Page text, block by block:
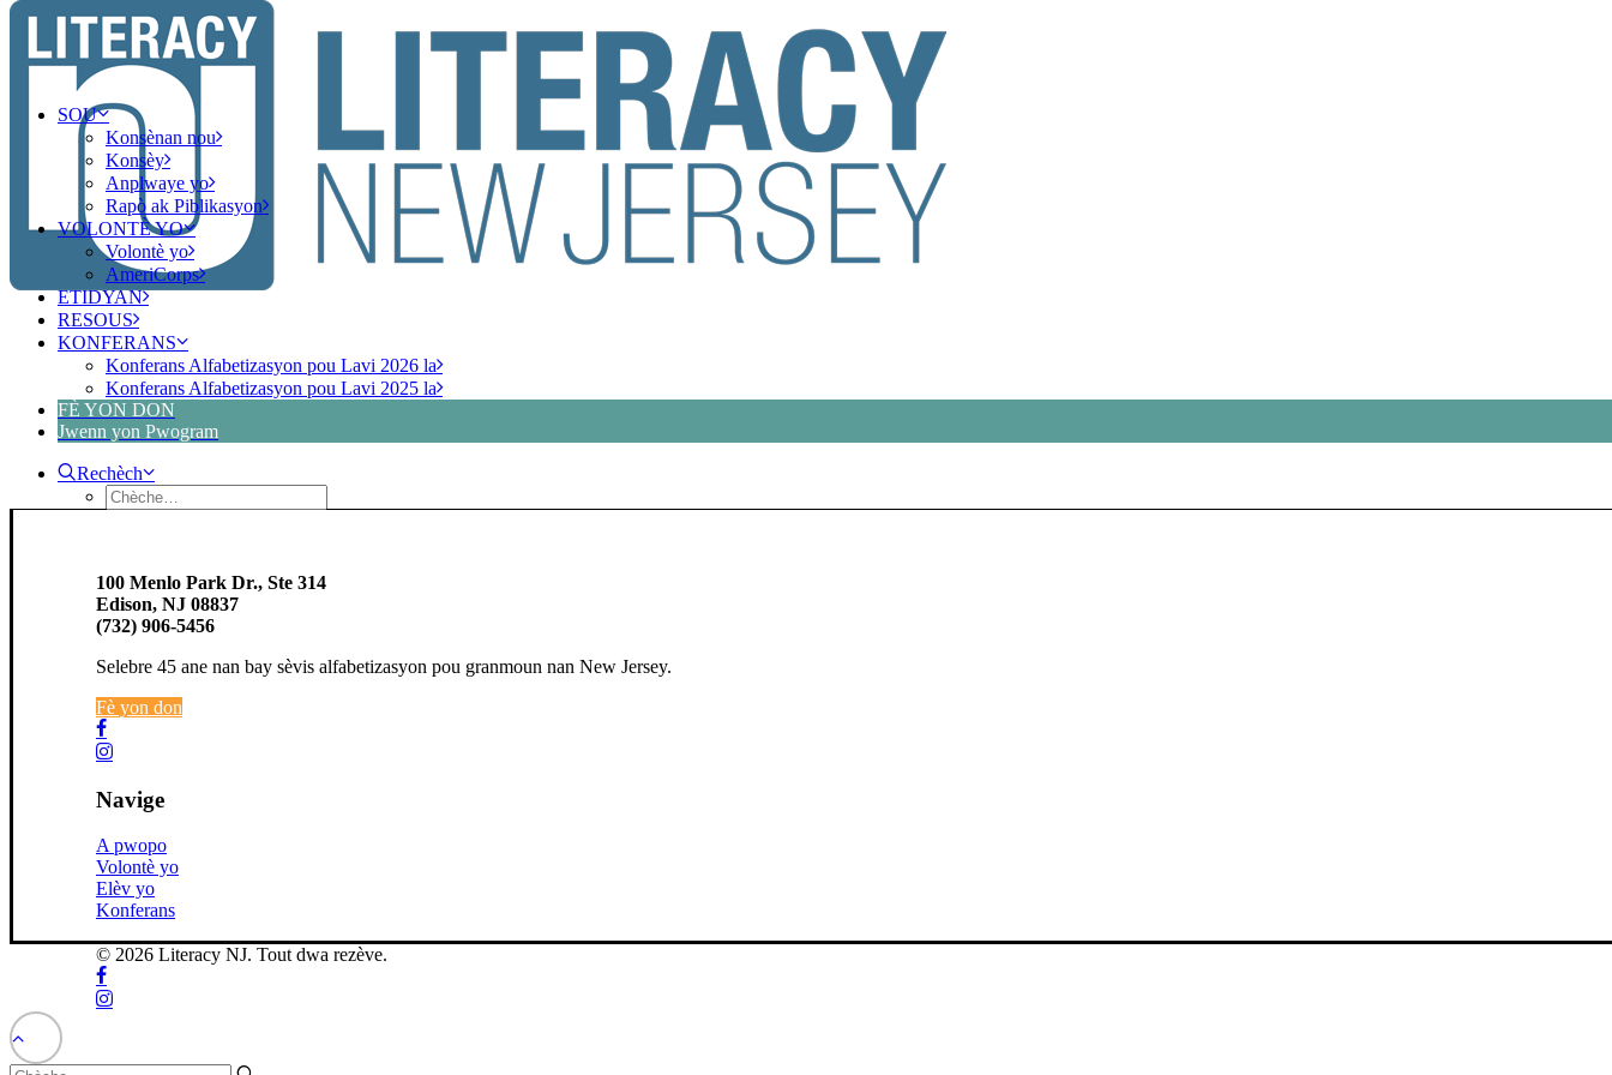
SOU
Konsènan nou
Konsèy
Anplwaye yo
Rapò ak Piblikasyon
VOLONTÈ YO
Volontè yo
AmeriCorps
ETIDYAN
RESOUS
KONFERANS
Konferans Alfabetizasyon pou Lavi 2026 la
Konferans Alfabetizasyon pou Lavi 2025 la
FÈ YON DON
Jwenn yon Pwogram
Rechèch
100 Menlo Park Dr., Ste 314
Edison, NJ 08837
(732) 906-5456
Selebre 45 ane nan bay sèvis alfabetizasyon pou granmoun nan New Jersey.
Fè yon don
Navige
A pwopo
Volontè yo
Elèv yo
Konferans
© 2026 Literacy NJ. Tout dwa rezève.